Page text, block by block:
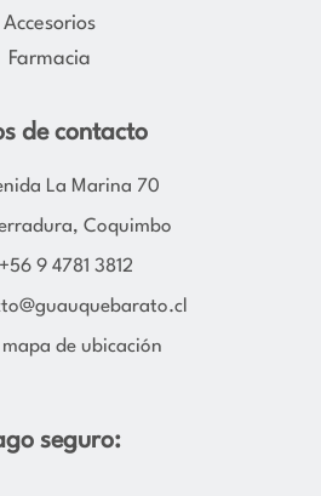
Accesorios
Farmacia
de contacto
La Marina 70
Coquimbo
+56 9 4781 3812
de ubicación
seguro: